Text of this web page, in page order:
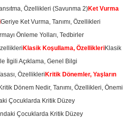
Özellikleri (Savunma 2)Ket Vurma
Geriye Ket Vurma, Tanımı, Özellikleri
Önleme Yolları, Tedbirler
Klasik Koşullama, ÖzellikleriKlasik
İlgili Açıklama, Genel Bilgi
Özellikleri Kritik Dönemler, Yaşların
Dönem Nedir, Tanımı, Özellikleri, Önemi
Çocuklarda Kritik Düzey
Çocuklarda Kritik Düzey